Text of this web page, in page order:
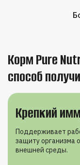
Корм Pure
способ
Крепкий
Поддерживает
защиту организма
внешней среды.